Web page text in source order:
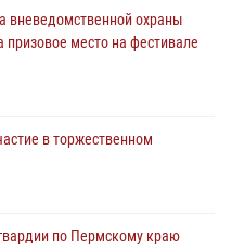
при задержании
вневедомственной охраны
призовое место на фестивале
в торжественном
по Пермскому краю